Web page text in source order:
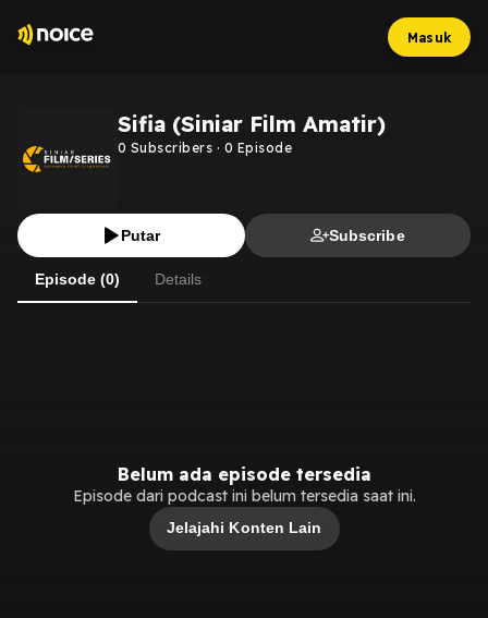
Masuk
Sifia (Siniar Film Amatir)
0 Subscribers · 0 Episode
Putar Subscribe
Episode (0) Details
Belum ada episode tersedia
Episode dari podcast ini belum tersedia saat ini.
Jelajahi Konten Lain